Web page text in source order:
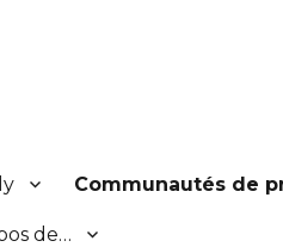
Communautés de
de…